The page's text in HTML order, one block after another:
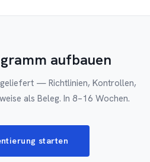
aufbauen
— Richtlinien, Kontrollen,
als Beleg. In 8–16 Wochen.
starten